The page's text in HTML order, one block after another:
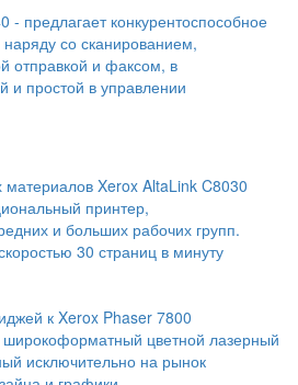
- предлагает конкурентоспособное
наряду со сканированием,
отправкой и факсом, в
и простой в управлении
Xerox AltaLink C8030
принтер,
и больших рабочих групп.
30 страниц в минуту
к Xerox Phaser 7800
цветной лазерный
исключительно на рынок